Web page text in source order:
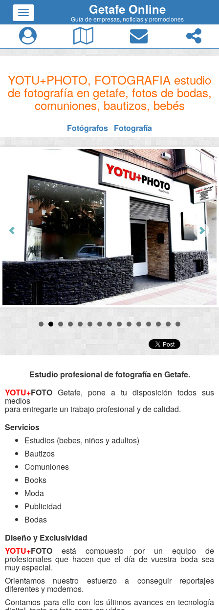
Getafe Online
Guía de empresas, noticias y promociones
YOTU+PHOTO, FOTOGRAFIA estudio
de fotografía en getafe, fotos de bodas,
comuniones, bautizos, bebés
Fotógrafos Fotografía
Estudio profesional de fotografía en Getafe.
YOTU+FOTO Getafe, pone a tu disposición todos sus
medios
para entregarte un trabajo profesional y de calidad.
Servicios
Estudios (bebes, niños y adultos)
Bautizos
Comuniones
Books
Moda
Publicidad
Bodas
Diseño y Exclusividad
YOTU+FOTOestá compuesto por un equipo de
profesionales que hacen que el día de vuestra boda sea
muy especial.
Orientamos nuestro esfuerzo a conseguir reportajes
diferentes y modernos.
Contamos para ello con los últimos avances en tecnología